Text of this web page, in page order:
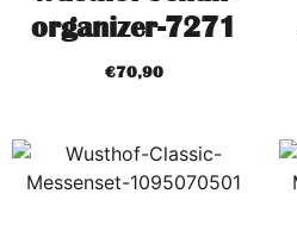
organizer-7271
€70,90